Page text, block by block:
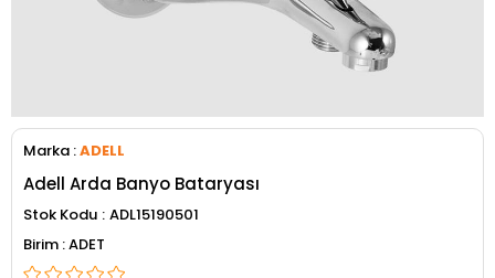
Marka :ADELL
Adell Arda Banyo Bataryası
Stok Kodu ADL15190501
ADET